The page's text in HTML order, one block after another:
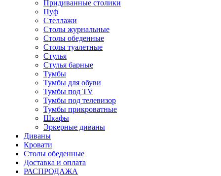
Придиванные столики
Пуф
Стеллажи
Столы журнальные
Столы обеденные
Столы туалетные
Стулья
Стулья барные
Тумбы
Тумбы для обуви
Тумбы под TV
Тумбы под телевизор
Тумбы прикроватные
Шкафы
Эркерные диваны
Диваны
Кровати
Столы обеденные
Доставка и оплата
РАСПРОДАЖА